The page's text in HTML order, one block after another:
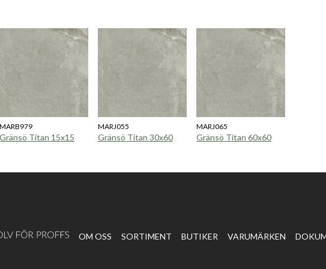
MARB979
Gränsö Titan 15x15
MARJ055
Gränsö Titan 30x60
MARJ065
Gränsö Titan 60x60
OM OSS SORTIMENT BUTIKER VARUMÄRKEN